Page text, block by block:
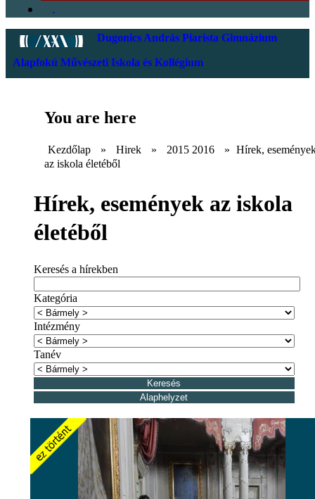
.
Dugonics András Piarista Gimnázium
Alapfokú Művészeti Iskola és Kollégium
You are here
Kezdőlap » Hirek » 2015 2016 » Hírek,
az iskola életéből
Hírek, események az iskola
életéből
Keresés a hírekben
Kategória
Intézmény
Tanév